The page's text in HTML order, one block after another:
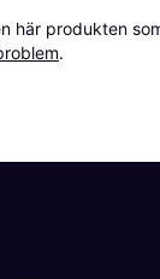
här produkten
.